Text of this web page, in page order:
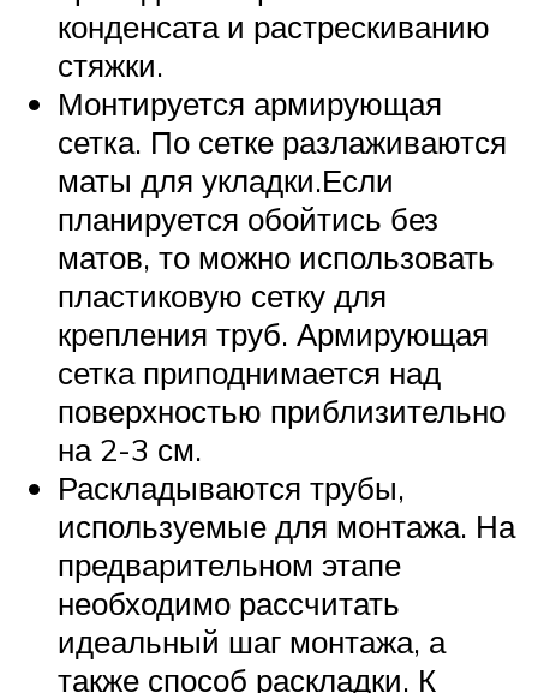
конденсата и растрескиванию
стяжки.
Монтируется армирующая
сетка. По сетке разлаживаются
маты для укладки.Если
планируется обойтись без
матов, то можно использовать
пластиковую сетку для
крепления труб. Армирующая
сетка приподнимается над
поверхностью приблизительно
на 2-3 см.
Раскладываются трубы,
используемые для монтажа. На
предварительном этапе
необходимо рассчитать
идеальный шаг монтажа, а
также способ раскладки. К